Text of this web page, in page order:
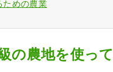
ための農業
の農地を使って